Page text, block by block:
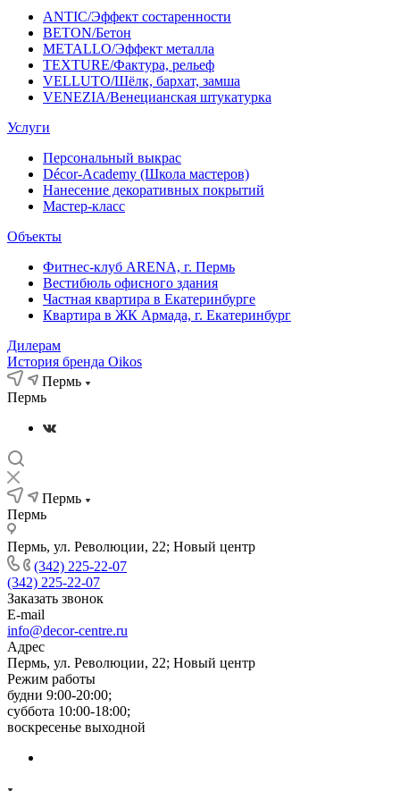
ANTIC/Эффект состаренности
BETON/Бетон
METALLO/Эффект металла
TEXTURE/Фактура, рельеф
VELLUTO/Шёлк, бархат, замша
VENEZIA/Венецианская штукатурка
Услуги
Персональный выкрас
Décor-Academy (Школа мастеров)
Нанесение декоративных покрытий
Мастер-класс
Объекты
Фитнес-клуб ARENA, г. Пермь
Вестибюль офисного здания
Частная квартира в Екатеринбурге
Квартира в ЖК Армада, г. Екатеринбург
Дилерам
История бренда Oikos
Пермь
Пермь
Пермь
Пермь
Пермь, ул. Революции, 22; Новый центр
(342) 225-22-07
(342) 225-22-07
Заказать звонок
E-mail
info@decor-centre.ru
Адрес
Пермь, ул. Революции, 22; Новый центр
Режим работы
будни 9:00-20:00;
суббота 10:00-18:00;
воскресенье выходной